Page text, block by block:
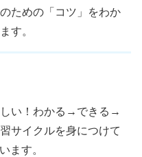
ための「コツ」をわか
す。
い！わかる→できる→
サイクルを身につけて
ます。